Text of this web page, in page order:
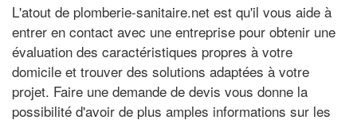
L'atout de plomberie-sanitaire.net est qu'il vous aide à
entrer en contact avec une entreprise pour obtenir une
évaluation des caractéristiques propres à votre
domicile et trouver des solutions adaptées à votre
projet. Faire une demande de devis vous donne la
possibilité d'avoir de plus amples informations sur les